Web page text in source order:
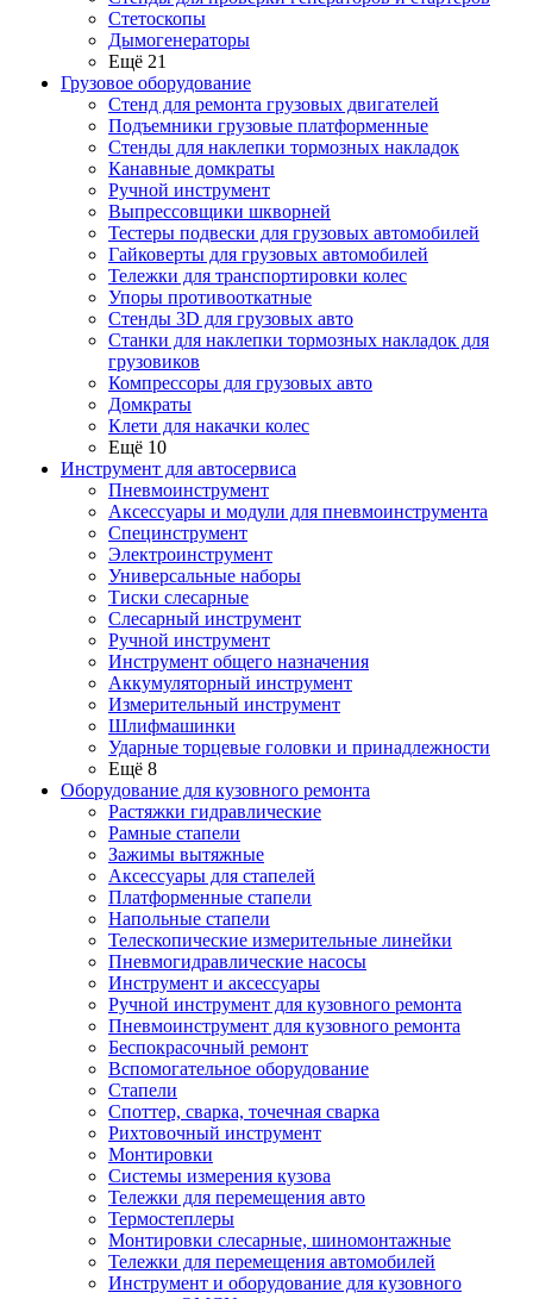
Стетоскопы
Дымогенераторы
Ещё 21
Грузовое оборудование
Стенд для ремонта грузовых двигателей
Подъемники грузовые платформенные
Стенды для наклепки тормозных накладок
Канавные домкраты
Ручной инструмент
Выпрессовщики шкворней
Тестеры подвески для грузовых автомобилей
Гайковерты для грузовых автомобилей
Тележки для транспортировки колес
Упоры противооткатные
Стенды 3D для грузовых авто
Станки для наклепки тормозных накладок для
грузовиков
Компрессоры для грузовых авто
Домкраты
Клети для накачки колес
Ещё 10
Инструмент для автосервиса
Пневмоинструмент
Аксессуары и модули для пневмоинструмента
Специнструмент
Электроинструмент
Универсальные наборы
Тиски слесарные
Слесарный инструмент
Ручной инструмент
Инструмент общего назначения
Аккумуляторный инструмент
Измерительный инструмент
Шлифмашинки
Ударные торцевые головки и принадлежности
Ещё 8
Оборудование для кузовного ремонта
Растяжки гидравлические
Рамные стапели
Зажимы вытяжные
Аксессуары для стапелей
Платформенные стапели
Напольные стапели
Телескопические измерительные линейки
Пневмогидравлические насосы
Инструмент и аксессуары
Ручной инструмент для кузовного ремонта
Пневмоинструмент для кузовного ремонта
Беспокрасочный ремонт
Вспомогательное оборудование
Стапели
Споттер, сварка, точечная сварка
Рихтовочный инструмент
Монтировки
Системы измерения кузова
Тележки для перемещения авто
Термостеплеры
Монтировки слесарные, шиномонтажные
Тележки для перемещения автомобилей
Инструмент и оборудование для кузовного